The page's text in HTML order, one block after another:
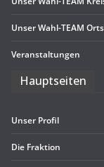
Unser Wahl-TEAM
Ver­an­stal­tun­gen
Haupt­sei­ten
Unser Pro­fil
Die Frak­tion